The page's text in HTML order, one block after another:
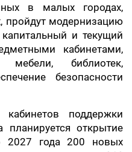
в малых городах,
пройдут модернизацию
и текущий
кабинетами,
мебели, библиотек,
безопасности
поддержки
открытие
2027 года 200 новых